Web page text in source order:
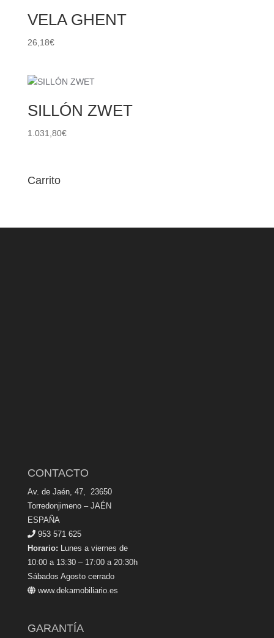
VELA GHENT
26,18€
SILLÓN ZWET
1.031,80€
Carrito
CONTACTO
Av. de Jaén, 47, 23650
Torredonjimeno – JAÉN
ESPAÑA
953 571 625
Horario: Lunes a viernes de
10:00 a 13:30 – 17:00 a 20:30h
Sábados Agosto cerrado
www.dekamobiliario.es
GARANTÍA